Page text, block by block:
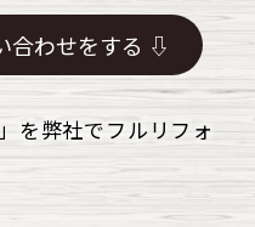
合わせをする ⇩
を弊社でフルリフォ